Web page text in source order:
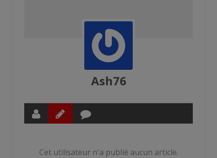
Ash76
Cet utilisateur n'a publié aucun article.